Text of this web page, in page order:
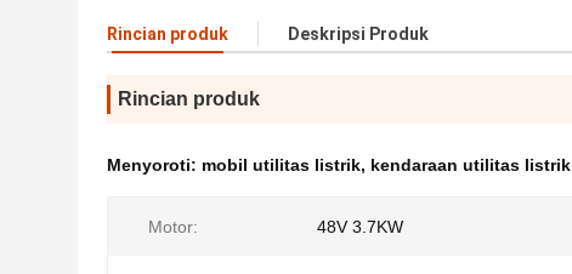
Rincian produk Deskripsi Produk
Rincian produk
Menyoroti: mobil utilitas listrik, kendaraan utilitas listrik
Motor: 48V 3.7KW